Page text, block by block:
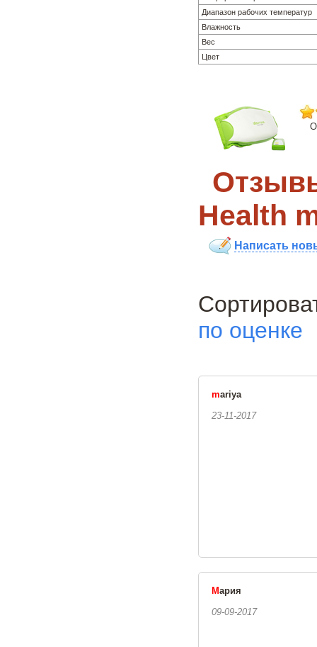
Диапазон рабочих температур
Влажность
Вес
Цвет
Health
Написать
по оценке
mariya
23-11-2017
Мария
09-09-2017